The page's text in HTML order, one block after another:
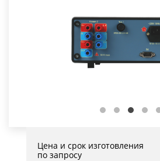
Цена и срок изготовления
по запросу